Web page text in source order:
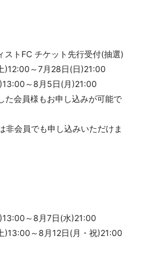
トFC チケット先行受付(抽選)
)12:00～7月28日(日)21:00
～8月5日(月)21:00
た会員様もお申し込みが可能で
非会員でも申し込みいただけま
～8月7日(水)21:00
)13:00～8月12日(月・祝)21:00